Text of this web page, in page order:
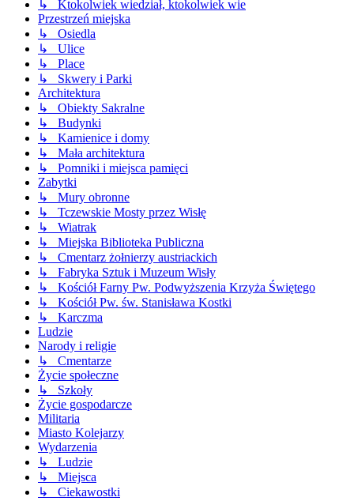
↳ Ktokolwiek wiedział, ktokolwiek wie
Przestrzeń miejska
↳ Osiedla
↳ Ulice
↳ Place
↳ Skwery i Parki
Architektura
↳ Obiekty Sakralne
↳ Budynki
↳ Kamienice i domy
↳ Mała architektura
↳ Pomniki i miejsca pamięci
Zabytki
↳ Mury obronne
↳ Tczewskie Mosty przez Wisłę
↳ Wiatrak
↳ Miejska Biblioteka Publiczna
↳ Cmentarz żołnierzy austriackich
↳ Fabryka Sztuk i Muzeum Wisły
↳ Kościół Farny Pw. Podwyższenia Krzyża Świętego
↳ Kościół Pw. św. Stanisława Kostki
↳ Karczma
Ludzie
Narody i religie
↳ Cmentarze
Życie społeczne
↳ Szkoły
Życie gospodarcze
Militaria
Miasto Kolejarzy
Wydarzenia
↳ Ludzie
↳ Miejsca
↳ Ciekawostki